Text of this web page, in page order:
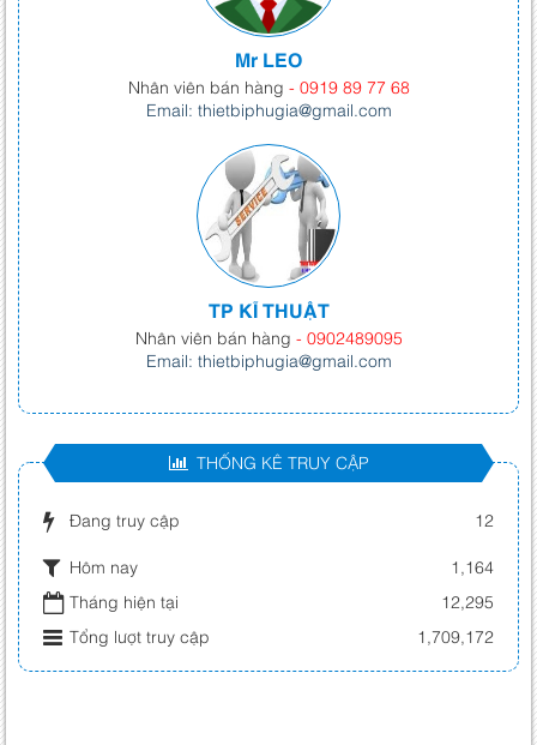
Mr LEO
Nhân viên bán hàng - 0919 89 77 68
Email: thietbiphugia@gmail.com
TP KĨ THUẬT
Nhân viên bán hàng - 0902489095
Email: thietbiphugia@gmail.com
THỐNG KÊ TRUY CẬP
Đang truy cập 12
Hôm nay
1,164
Tháng hiện tại
12,295
Tổng lượt truy cập
1,709,172